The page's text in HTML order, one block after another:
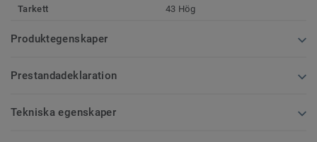
Tarkett 43 Hög
Produktegenskaper
Prestandadeklaration
Tekniska egenskaper